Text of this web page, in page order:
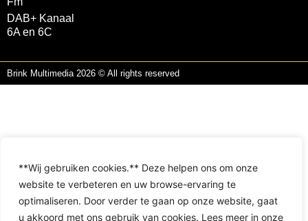
**Wij gebruiken cookies.** Deze helpen ons om onze
website te verbeteren en uw browse-ervaring te
optimaliseren. Door verder te gaan op onze website, gaat
u akkoord met ons gebruik van cookies. Lees meer in onze
DAB+ Kanaal
6A en 6C
Brink Multimedia 2026 © All rights reserved